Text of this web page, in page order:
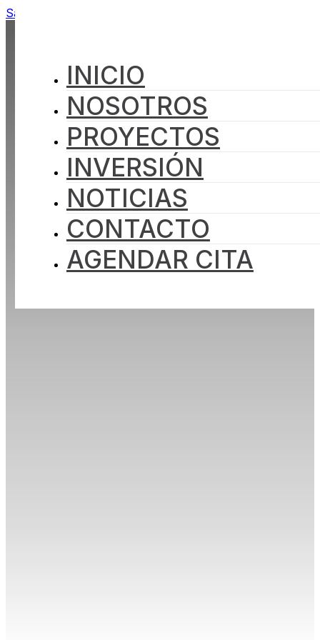
Saltar al contenido principal
INICIO
NOSOTROS
PROYECTOS
INVERSIÓN
NOTICIAS
CONTACTO
AGENDAR CITA